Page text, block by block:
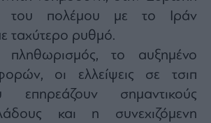
του πολέμου με το Ιράν
ταχύτερο ρυθμό.
πληθωρισμός, το αυξημένο
οι ελλείψεις σε τσιπ
σημαντικούς
και η συνεχιζόμενη